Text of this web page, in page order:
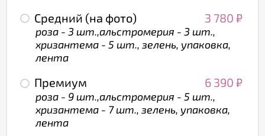
Средний (на фото) 3 780 ₽
роза - 3 шт.,альстромерия - 3 шт.,
хризантема - 5 шт., зелень, упаковка,
лента
Премиум 6 390 ₽
роза - 9 шт.,альстромерия - 5 шт.,
хризантема - 7 шт., зелень, упаковка,
лента